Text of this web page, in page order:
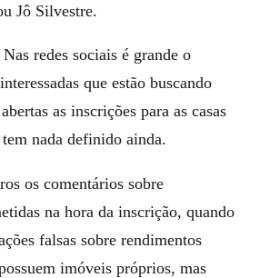
Jô Silvestre.
redes sociais é grande o
que estão buscando
as inscrições para as casas
nada definido ainda.
os comentários sobre
na hora da inscrição, quando
falsas sobre rendimentos
imóveis próprios, mas